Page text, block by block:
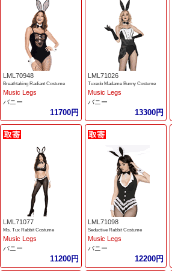
LML70948
Breathtaking Radiant Costume
Music Legs
バニー
11700円
LML71026
Tuxedo Madame Bunny Costume
Music Legs
バニー
13300円
LML71077
Ms. Tux Rabbit Costume
Music Legs
バニー
11200円
LML71098
Seductive Rabbit Costume
Music Legs
バニー
12200円